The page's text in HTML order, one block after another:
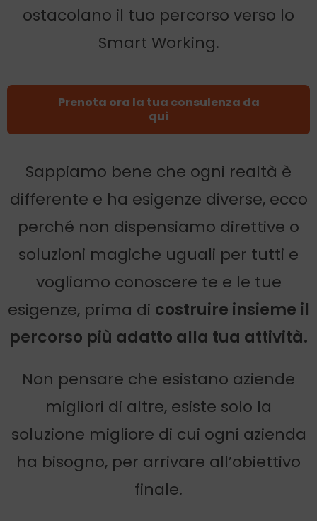
ostacolano il tuo percorso verso lo
Smart Working.
Prenota ora la tua consulenza da
qui
Sappiamo bene che ogni realtà è
differente e ha esigenze diverse, ecco
perché non dispensiamo direttive o
soluzioni magiche uguali per tutti e
vogliamo conoscere te e le tue
esigenze, prima di costruire insieme il
percorso più adatto alla tua attività.
Non pensare che esistano aziende
migliori di altre, esiste solo la
soluzione migliore di cui ogni azienda
ha bisogno, per arrivare all’obiettivo
finale.